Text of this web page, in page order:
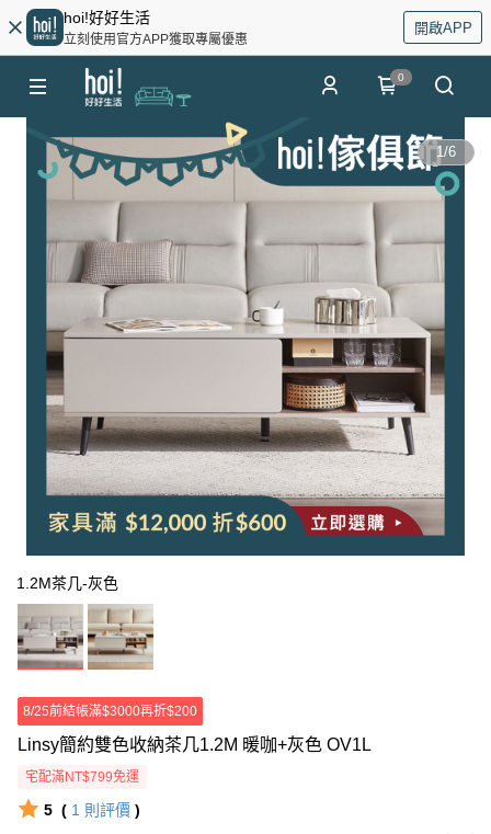
hoi!好好生活
立刻使用官方APP獲取專屬優惠
開啟APP
0
1/6
1.2M茶几-灰色
8/25前結帳滿$3000再折$200
Linsy簡約雙色收納茶几1.2M 暖咖+灰色 OV1L
宅配滿NT$799免運
5 ( 1 則評價 )